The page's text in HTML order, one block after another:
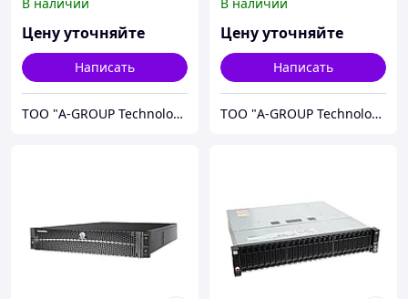
Huawei 5120-S-L-64G-AC
OceanStor 5120
Цену уточняйте
Написать
ТОО "A-GROUP Technologies"
Huawei 5120-S-L-64G-AC
2408-001 OceanStor 5120
Цену уточняйте
Написать
ТОО "A-GROUP Technologies"